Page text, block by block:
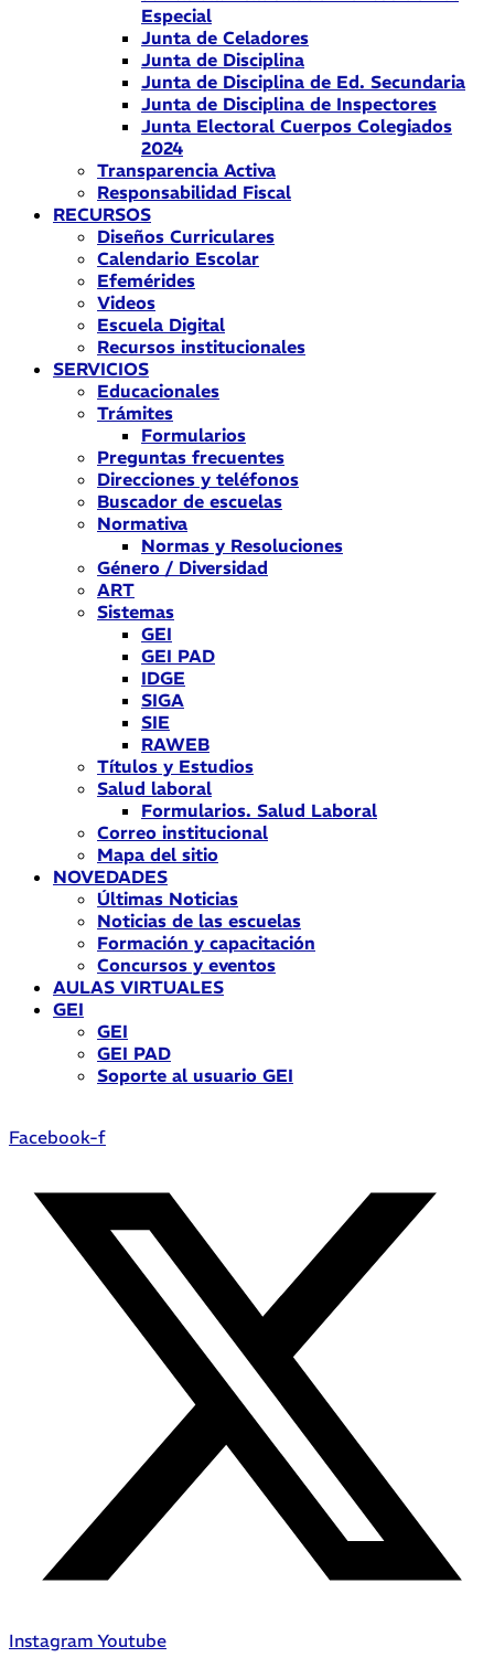
Especial
Junta de Celadores
Junta de Disciplina
Junta de Disciplina de Ed. Secundaria
Junta de Disciplina de Inspectores
Junta Electoral Cuerpos Colegiados
2024
Transparencia Activa
Responsabilidad Fiscal
RECURSOS
Diseños Curriculares
Calendario Escolar
Efemérides
Videos
Escuela Digital
Recursos institucionales
SERVICIOS
Educacionales
Trámites
Formularios
Preguntas frecuentes
Direcciones y teléfonos
Buscador de escuelas
Normativa
Normas y Resoluciones
Género / Diversidad
ART
Sistemas
GEI
GEI PAD
IDGE
SIGA
SIE
RAWEB
Títulos y Estudios
Salud laboral
Formularios. Salud Laboral
Correo institucional
Mapa del sitio
NOVEDADES
Últimas Noticias
Noticias de las escuelas
Formación y capacitación
Concursos y eventos
AULAS VIRTUALES
GEI
GEI
GEI PAD
Soporte al usuario GEI
Facebook-f
Instagram Youtube